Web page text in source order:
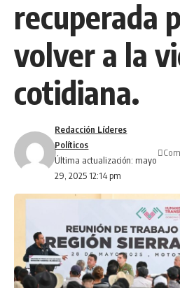
recuperada
volver a la
cotidiana.
Última actualización: mayo
29, 2025 12:14 pm
Redacción Líderes
Políticos